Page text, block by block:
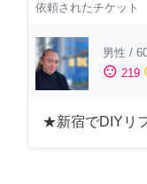
依頼されたチケット
男性 /
sentiment_satisfied 219
★新宿でDIYリ